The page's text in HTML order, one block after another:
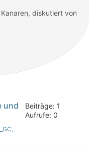
diskutiert von
und
,
Beiträge: 1
Aufrufe: 0